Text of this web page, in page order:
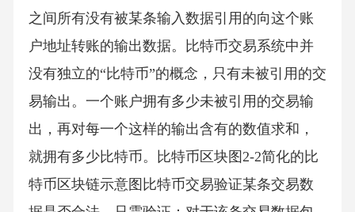
之间所有没有被某条输入数据引用的向这个账
户地址转账的输出数据。比特币交易系统中并
没有独立的“比特币”的概念，只有未被引用的交
易输出。一个账户拥有多少未被引用的交易输
出，再对每一个这样的输出含有的数值求和，
就拥有多少比特币。比特币区块图2‑2简化的比
特币区块链示意图比特币交易验证某条交易数